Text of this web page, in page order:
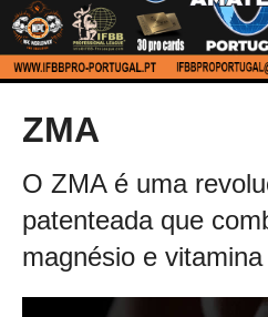
ZMA
O ZMA é uma
patenteada que
magnésio e